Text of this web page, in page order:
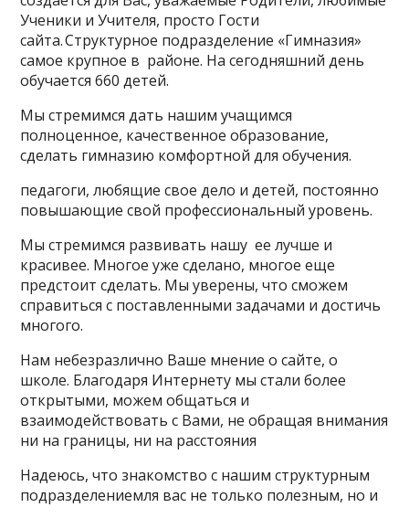
Ученики и Учителя, просто Гости
сайта. Структурное подразделение «Гимназия»
самое крупное в районе. На сегодняшний день
обучается 660 детей.
Мы стремимся дать нашим учащимся
полноценное, качественное образование,
сделать гимназию комфортной для обучения.
педагоги, любящие свое дело и детей, постоянно
повышающие свой профессиональный уровень.
Мы стремимся развивать нашу ее лучше и
красивее. Многое уже сделано, многое еще
предстоит сделать. Мы уверены, что сможем
справиться с поставленными задачами и достичь
многого.
Нам небезразлично Ваше мнение о сайте, о
школе. Благодаря Интернету мы стали более
открытыми, можем общаться и
взаимодействовать с Вами, не обращая внимания
ни на границы, ни на расстояния
Надеюсь, что знакомство с нашим структурным
подразделениемля вас не только полезным, но и